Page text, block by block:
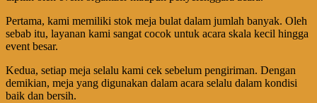
Pertama, kami memiliki stok meja bulat dalam jumlah banyak. Oleh
sebab itu, layanan kami sangat cocok untuk acara skala kecil hingga
event besar.
Kedua, setiap meja selalu kami cek sebelum pengiriman. Dengan
demikian, meja yang digunakan dalam acara selalu dalam kondisi
baik dan bersih.